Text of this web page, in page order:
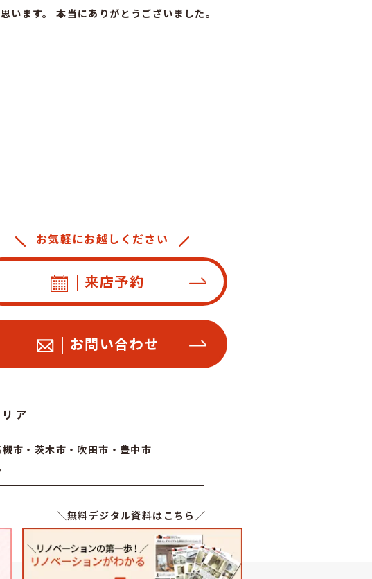
ます。 本当にありがとうございました。
お気軽にお越しください
| 来店予約
| お問い合わせ
ア
槻市・茨木市・吹田市・豊中市
＼無料デジタル資料はこちら／